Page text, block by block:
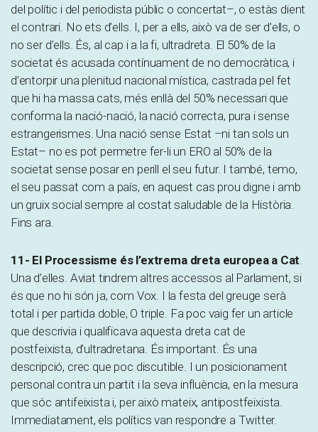
del polític i del periodista públic o concertat–, o estàs dient
el contrari. No ets d’ells. I, per a ells, això va de ser d’ells, o
no ser d’ells. És, al cap i a la fi, ultradreta. El 50% de la
societat és acusada contínuament de no democràtica, i
d’entorpir una plenitud nacional mística, castrada pel fet
que hi ha massa cats, més enllà del 50% necessari que
conforma la nació-nació, la nació correcta, pura i sense
estrangerismes. Una nació sense Estat –ni tan sols un
Estat– no es pot permetre fer-li un ERO al 50% de la
societat sense posar en perill el seu futur. I també, temo,
el seu passat com a país, en aquest cas prou digne i amb
un gruix social sempre al costat saludable de la Història.
Fins ara.
11- El Processisme és l’extrema dreta europea a Cat.
Una d’elles. Aviat tindrem altres accessos al Parlament, si
és que no hi són ja, com Vox. I la festa del greuge serà
total i per partida doble, O triple. Fa poc vaig fer un article
que descrivia i qualificava aquesta dreta cat de
postfeixista, d’ultradretana. És important. És una
descripció, crec que poc discutible. I un posicionament
personal contra un partit i la seva influència, en la mesura
que sóc antifeixista i, per això mateix, antipostfeixista.
Immediatament, els polítics van respondre a Twitter.